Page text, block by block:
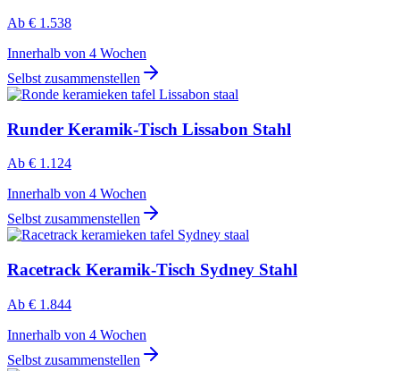
Ab € 1.538
Innerhalb von 4 Wochen
Selbst zusammenstellen
Runder Keramik-Tisch Lissabon Stahl
Ab € 1.124
Innerhalb von 4 Wochen
Selbst zusammenstellen
Racetrack Keramik-Tisch Sydney Stahl
Ab € 1.844
Innerhalb von 4 Wochen
Selbst zusammenstellen